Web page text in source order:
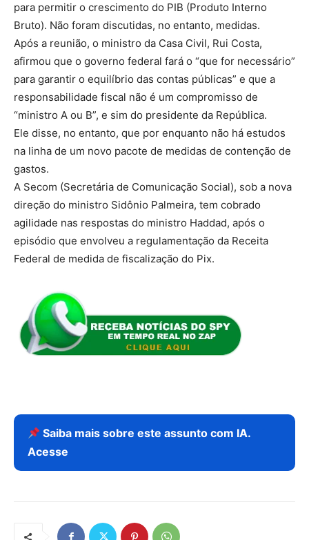
para permitir o crescimento do PIB (Produto Interno
Bruto). Não foram discutidas, no entanto, medidas.
Após a reunião, o ministro da Casa Civil, Rui Costa,
afirmou que o governo federal fará o “que for necessário”
para garantir o equilíbrio das contas públicas” e que a
responsabilidade fiscal não é um compromisso de
“ministro A ou B”, e sim do presidente da República.
Ele disse, no entanto, que por enquanto não há estudos
na linha de um novo pacote de medidas de contenção de
gastos.
A Secom (Secretária de Comunicação Social), sob a nova
direção do ministro Sidônio Palmeira, tem cobrado
agilidade nas respostas do ministro Haddad, após o
episódio que envolveu a regulamentação da Receita
Federal de medida de fiscalização do Pix.
Saiba mais sobre este assunto com IA.
Acesse